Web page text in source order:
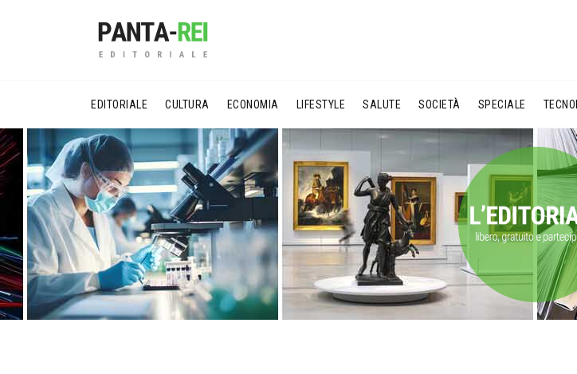
EDITORIALE CULTURA ECONOMIA LIFESTYLE SALUTE SOCIETÀ SPECIALE